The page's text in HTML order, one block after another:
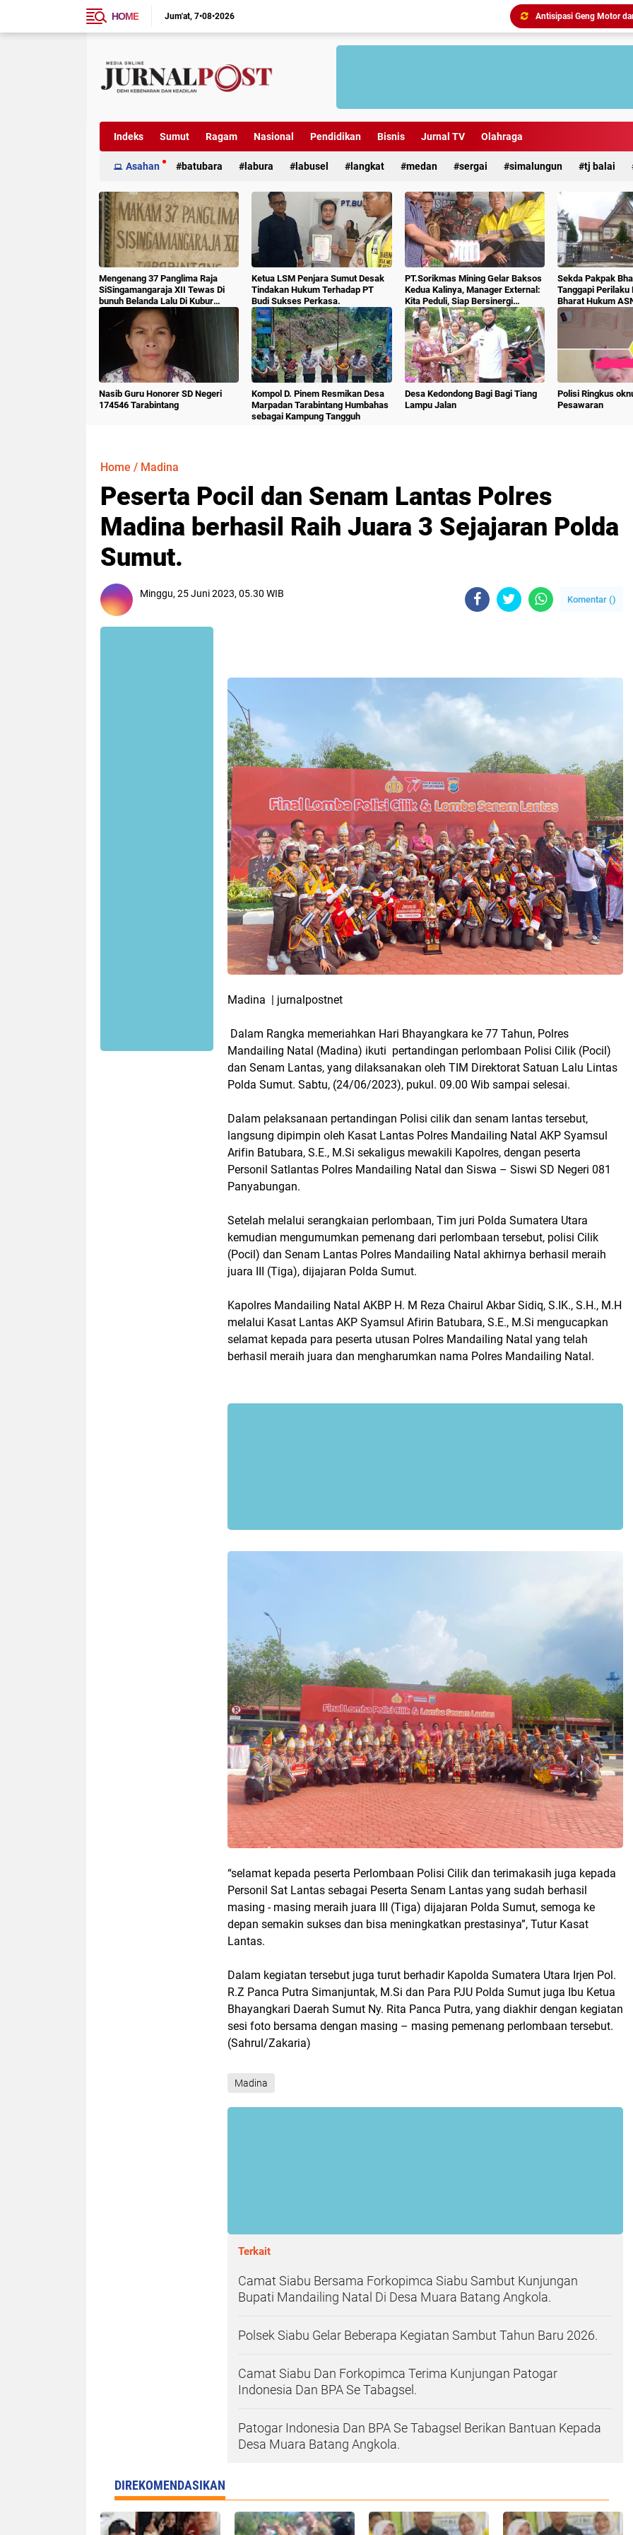
HOME Jum'at 7•08•2026
Antisipasi Geng Motor
Indeks Sumut Ragam Nasional Pendidikan Bisnis Jurnal TV Olahraga
Asahan batubara labura labusel langkat medan sergai simalungun tj balai
Mengenang 37 Panglima Raja
SiSingamangaraja XII Tewas Di
bunuh Belanda Lalu Di Kubur
Massal Oleh Masyarakat
Ketua LSM Penjara Sumut Desak
Tindakan Hukum Terhadap PT
Budi Sukses Perkasa.
PT.Sorikmas Mining Gelar Baksos
Kedua Kalinya, Manager External:
Kita Peduli, Siap Bersinergi
Dengan Pemda & Masyarakat.
Sekda Pakpak
Tanggapi Perilaku
Bharat Hukum
Nasib Guru Honorer SD Negeri
174546 Tarabintang
Kompol D. Pinem Resmikan Desa
Marpadan Tarabintang Humbahas
sebagai Kampung Tangguh
Desa Kedondong Bagi Bagi Tiang
Lampu Jalan
Polisi Ringkus
Pesawaran
Home / Madina
Peserta Pocil dan Senam Lantas Polres
Madina berhasil Raih Juara 3 Sejajaran Polda
Sumut.
Minggu, 25 Juni 2023, 05.30 WIB
Komentar ()
Madina | jurnalpostnet
Dalam Rangka memeriahkan Hari Bhayangkara ke 77 Tahun, Polres
Mandailing Natal (Madina) ikuti pertandingan perlombaan Polisi Cilik (Pocil)
dan Senam Lantas, yang dilaksanakan oleh TIM Direktorat Satuan Lalu Lintas
Polda Sumut. Sabtu, (24/06/2023), pukul. 09.00 Wib sampai selesai.
Dalam pelaksanaan pertandingan Polisi cilik dan senam lantas tersebut,
langsung dipimpin oleh Kasat Lantas Polres Mandailing Natal AKP Syamsul
Arifin Batubara, S.E., M.Si sekaligus mewakili Kapolres, dengan peserta
Personil Satlantas Polres Mandailing Natal dan Siswa – Siswi SD Negeri 081
Panyabungan.
Setelah melalui serangkaian perlombaan, Tim juri Polda Sumatera Utara
kemudian mengumumkan pemenang dari perlombaan tersebut, polisi Cilik
(Pocil) dan Senam Lantas Polres Mandailing Natal akhirnya berhasil meraih
juara III (Tiga), dijajaran Polda Sumut.
Kapolres Mandailing Natal AKBP H. M Reza Chairul Akbar Sidiq, S.IK., S.H., M.H
melalui Kasat Lantas AKP Syamsul Afirin Batubara, S.E., M.Si mengucapkan
selamat kepada para peserta utusan Polres Mandailing Natal yang telah
berhasil meraih juara dan mengharumkan nama Polres Mandailing Natal.
“selamat kepada peserta Perlombaan Polisi Cilik dan terimakasih juga kepada
Personil Sat Lantas sebagai Peserta Senam Lantas yang sudah berhasil
masing - masing meraih juara III (Tiga) dijajaran Polda Sumut, semoga ke
depan semakin sukses dan bisa meningkatkan prestasinya”, Tutur Kasat
Lantas.
Dalam kegiatan tersebut juga turut berhadir Kapolda Sumatera Utara Irjen Pol.
R.Z Panca Putra Simanjuntak, M.Si dan Para PJU Polda Sumut juga Ibu Ketua
Bhayangkari Daerah Sumut Ny. Rita Panca Putra, yang diakhir dengan kegiatan
sesi foto bersama dengan masing – masing pemenang perlombaan tersebut.
(Sahrul/Zakaria)
Madina
Terkait
Camat Siabu Bersama Forkopimca Siabu Sambut Kunjungan
Bupati Mandailing Natal Di Desa Muara Batang Angkola.
Polsek Siabu Gelar Beberapa Kegiatan Sambut Tahun Baru 2026.
Camat Siabu Dan Forkopimca Terima Kunjungan Patogar
Indonesia Dan BPA Se Tabagsel.
Patogar Indonesia Dan BPA Se Tabagsel Berikan Bantuan Kepada
Desa Muara Batang Angkola.
DIREKOMENDASIKAN